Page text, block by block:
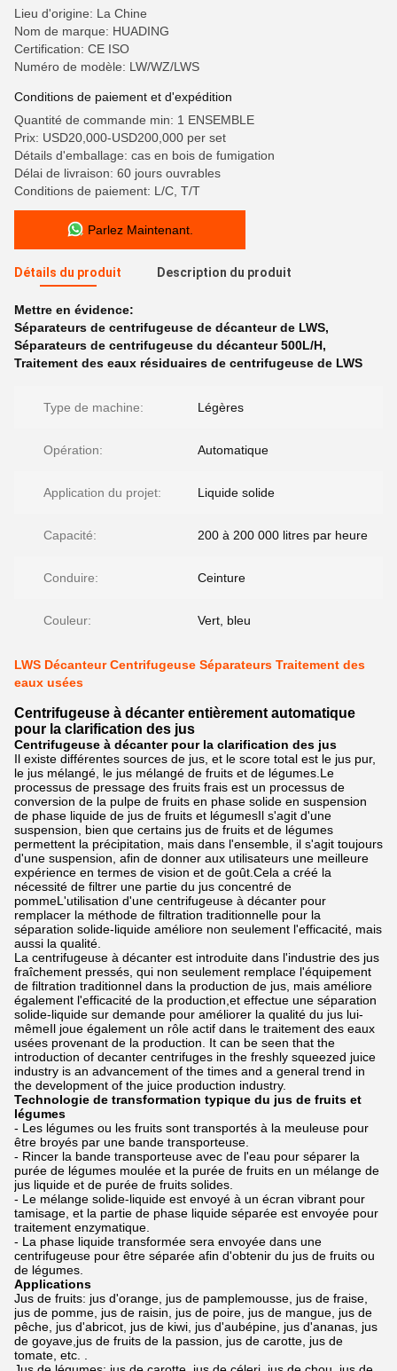
Lieu d'origine: La Chine
Nom de marque: HUADING
Certification: CE ISO
Numéro de modèle: LW/WZ/LWS
Conditions de paiement et d'expédition
Quantité de commande min: 1 ENSEMBLE
Prix: USD20,000-USD200,000 per set
Détails d'emballage: cas en bois de fumigation
Délai de livraison: 60 jours ouvrables
Conditions de paiement: L/C, T/T
Parlez Maintenant.
Détails du produit Description du produit
Mettre en évidence:
Séparateurs de centrifugeuse de décanteur de LWS,
Séparateurs de centrifugeuse du décanteur 500L/H,
Traitement des eaux résiduaires de centrifugeuse de LWS
Type de machine: Légères
Opération: Automatique
Application du projet: Liquide solide
Capacité: 200 à 200 000 litres par heure
Conduire: Ceinture
Couleur: Vert, bleu
LWS Décanteur Centrifugeuse Séparateurs Traitement des
eaux usées
Centrifugeuse à décanter entièrement automatique
pour la clarification des jus
Centrifugeuse à décanter pour la clarification des jus
Il existe différentes sources de jus, et le score total est le jus pur,
le jus mélangé, le jus mélangé de fruits et de légumes.Le
processus de pressage des fruits frais est un processus de
conversion de la pulpe de fruits en phase solide en suspension
de phase liquide de jus de fruits et légumesIl s'agit d'une
suspension, bien que certains jus de fruits et de légumes
permettent la précipitation, mais dans l'ensemble, il s'agit toujours
d'une suspension, afin de donner aux utilisateurs une meilleure
expérience en termes de vision et de goût.Cela a créé la
nécessité de filtrer une partie du jus concentré de
pommeL'utilisation d'une centrifugeuse à décanter pour
remplacer la méthode de filtration traditionnelle pour la
séparation solide-liquide améliore non seulement l'efficacité, mais
aussi la qualité.
La centrifugeuse à décanter est introduite dans l'industrie des jus
fraîchement pressés, qui non seulement remplace l'équipement
de filtration traditionnel dans la production de jus, mais améliore
également l'efficacité de la production,et effectue une séparation
solide-liquide sur demande pour améliorer la qualité du jus lui-
mêmeIl joue également un rôle actif dans le traitement des eaux
usées provenant de la production. It can be seen that the
introduction of decanter centrifuges in the freshly squeezed juice
industry is an advancement of the times and a general trend in
the development of the juice production industry.
Technologie de transformation typique du jus de fruits et
légumes
- Les légumes ou les fruits sont transportés à la meuleuse pour
être broyés par une bande transporteuse.
- Rincer la bande transporteuse avec de l'eau pour séparer la
purée de légumes moulée et la purée de fruits en un mélange de
jus liquide et de purée de fruits solides.
- Le mélange solide-liquide est envoyé à un écran vibrant pour
tamisage, et la partie de phase liquide séparée est envoyée pour
traitement enzymatique.
- La phase liquide transformée sera envoyée dans une
centrifugeuse pour être séparée afin d'obtenir du jus de fruits ou
de légumes.
Applications
Jus de fruits: jus d'orange, jus de pamplemousse, jus de fraise,
jus de pomme, jus de raisin, jus de poire, jus de mangue, jus de
pêche, jus d'abricot, jus de kiwi, jus d'aubépine, jus d'ananas, jus
de goyave,jus de fruits de la passion, jus de carotte, jus de
tomate, etc. .